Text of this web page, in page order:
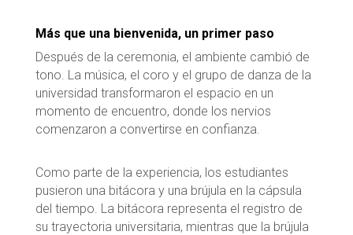
Más que una bienvenida, un primer paso
Después de la ceremonia, el ambiente cambió de
tono. La música, el coro y el grupo de danza de la
universidad transformaron el espacio en un
momento de encuentro, donde los nervios
comenzaron a convertirse en confianza.
Como parte de la experiencia, los estudiantes
pusieron una bitácora y una brújula en la cápsula
del tiempo. La bitácora representa el registro de
su trayectoria universitaria, mientras que la brújula